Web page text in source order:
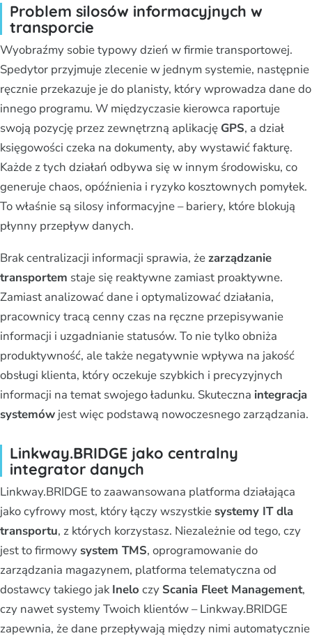
Problem silosów informacyjnych w
transporcie
Wyobraźmy sobie typowy dzień w firmie transportowej.
Spedytor przyjmuje zlecenie w jednym systemie, następnie
ręcznie przekazuje je do planisty, który wprowadza dane do
innego programu. W międzyczasie kierowca raportuje
swoją pozycję przez zewnętrzną aplikację GPS, a dział
księgowości czeka na dokumenty, aby wystawić fakturę.
Każde z tych działań odbywa się w innym środowisku, co
generuje chaos, opóźnienia i ryzyko kosztownych pomyłek.
To właśnie są silosy informacyjne – bariery, które blokują
płynny przepływ danych.
Brak centralizacji informacji sprawia, żezarządzanie
transportem staje się reaktywne zamiast proaktywne.
Zamiast analizować dane i optymalizować działania,
pracownicy tracą cenny czas na ręczne przepisywanie
informacji i uzgadnianie statusów. To nie tylko obniża
produktywność, ale także negatywnie wpływa na jakość
obsługi klienta, który oczekuje szybkich i precyzyjnych
informacji na temat swojego ładunku. Skuteczna integracja
systemów jest więc podstawą nowoczesnego zarządzania.
Linkway.BRIDGE jako centralny
integrator danych
Linkway.BRIDGE to zaawansowana platforma działająca
jako cyfrowy most, który łączy wszystkie systemy IT dla
transportu, z których korzystasz. Niezależnie od tego, czy
jest to firmowy system TMS, oprogramowanie do
zarządzania magazynem, platforma telematyczna od
dostawcy takiego jakInelo czy Scania Fleet Management,
czy nawet systemy Twoich klientów – Linkway.BRIDGE
zapewnia, że dane przepływają między nimi automatycznie